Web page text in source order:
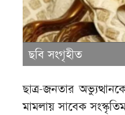
ছবি সংগৃহীত
ছাত্র-জনতার
মামলায় সাবেক